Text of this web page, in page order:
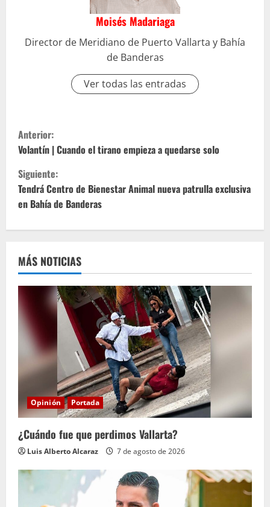
Moisés Madariaga
Director de Meridiano de Puerto Vallarta y Bahía
de Banderas
Ver todas las entradas
S
i
g
u
e
l
e
y
e
n
d
o
Anterior:
Volantín | Cuando el tirano empieza a quedarse solo
Siguiente:
Tendrá Centro de Bienestar Animal nueva patrulla exclusiva
en Bahía de Banderas
MÁS NOTICIAS
Opinión Portada
¿Cuándo fue que perdimos Vallarta?
Luis Alberto Alcaraz 7 de agosto de 2026